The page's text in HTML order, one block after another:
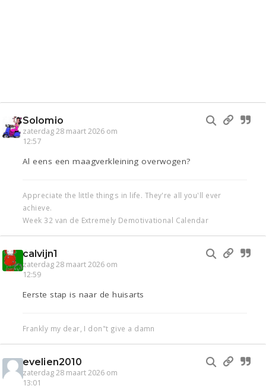
Solomio
zaterdag 28 maart 2026 om
12:57
Al eens een maagverkleining overwogen?
Appreciate the little things in life. They're all you'll ever
achieve.
Week 32 van de Extremely Demotivational Calendar
calvijn1
zaterdag 28 maart 2026 om
12:59
Eerste stap is naar de huisarts
Frankly my dear, I don"t give a damn
evelien2010
zaterdag 28 maart 2026 om
13:01